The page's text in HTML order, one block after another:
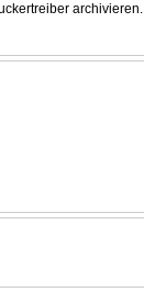
archivieren.